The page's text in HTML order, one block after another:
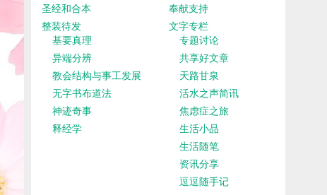
圣经和合本
奉献支持
整装待发
基要真理
异端分辨
教会结构与事工发展
无字书布道法
神迹奇事
释经学
文字专栏
专题讨论
共享好文章
天路甘泉
活水之声简讯
焦虑症之旅
生活小品
生活随笔
资讯分享
逗逗随手记